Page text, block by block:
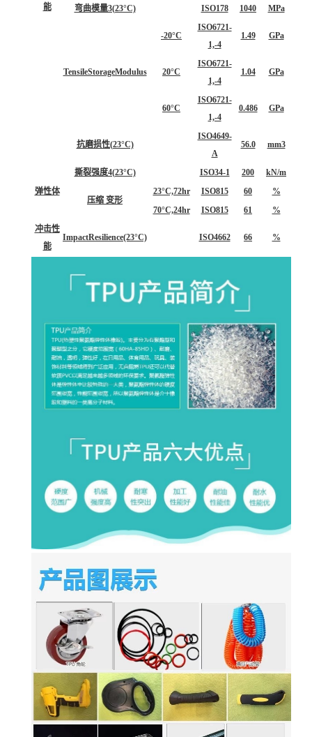
能 弯曲模量3(23°C) ISO178 1040 MPa
TensileStorageModulus
-20°C
ISO6721-
1,-4
1.49 GPa
20°C
ISO6721-
1,-4
1.04 GPa
60°C
ISO6721-
1,-4
0.486 GPa
抗磨损性(23°C)
ISO4649-
A
56.0 mm3
弹性体
撕裂强度4(23°C) ISO34-1 200 kN/m
压缩 变形
23°C,72hr ISO815 60
%
70°C,24hr
ISO815 61
%
冲击性
能
ImpactResilience(23°C) ISO4662 66 %